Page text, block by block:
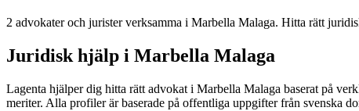
2 advokater och jurister verksamma i Marbella Malaga. Hitta rätt
Juridisk hjälp i Marbella Malaga
Lagenta hjälper dig hitta rätt advokat i Marbella Malaga baserat på
meriter. Alla profiler är baserade på offentliga uppgifter från svenska